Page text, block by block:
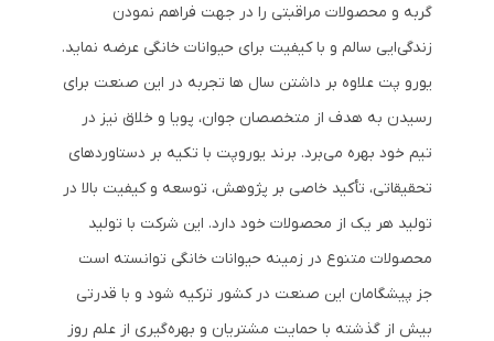
گربه و محصولات مراقبتی را در جهت فراهم نمودن
زندگی‌ایی سالم و با کیفیت برای حیوانات خانگی عرضه نماید.
یورو پت علاوه بر داشتن سال ها تجربه در این صنعت برای
رسیدن به هدف از متخصصان جوان، پویا و خلاق نیز در
تیم خود بهره می‌برد. برند یوروپت با تکیه بر دستاوردهای
تحقیقاتی، تأکید خاصی بر پژوهش، توسعه و کیفیت بالا در
تولید هر یک از محصولات خود دارد. این شرکت با تولید
محصولات متنوع در زمینه حیوانات خانگی توانسته است
جز پیشگامان این صنعت در کشور ترکیه شود و با قدرتی
بیش از گذشته با حمایت مشتریان و بهره‌گیری از علم روز